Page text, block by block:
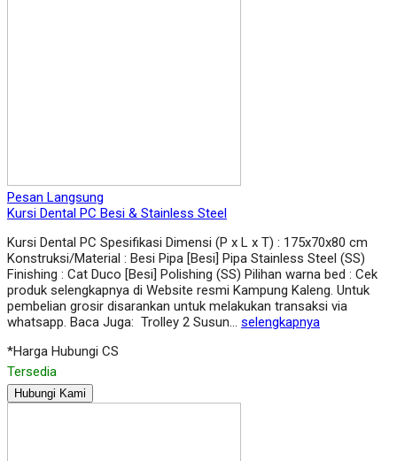
Pesan Langsung
Kursi Dental PC Besi & Stainless Steel
Kursi Dental PC Spesifikasi Dimensi (P x L x T) : 175x70x80 cm
Konstruksi/Material : Besi Pipa [Besi] Pipa Stainless Steel (SS)
Finishing : Cat Duco [Besi] Polishing (SS) Pilihan warna bed : Cek
produk selengkapnya di Website resmi Kampung Kaleng. Untuk
pembelian grosir disarankan untuk melakukan transaksi via
whatsapp. Baca Juga: Trolley 2 Susun… selengkapnya
*Harga Hubungi CS
Tersedia
Hubungi Kami